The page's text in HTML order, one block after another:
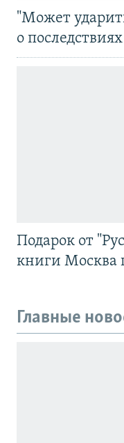
"Может
о
Подарок от
книги Москва
Главные